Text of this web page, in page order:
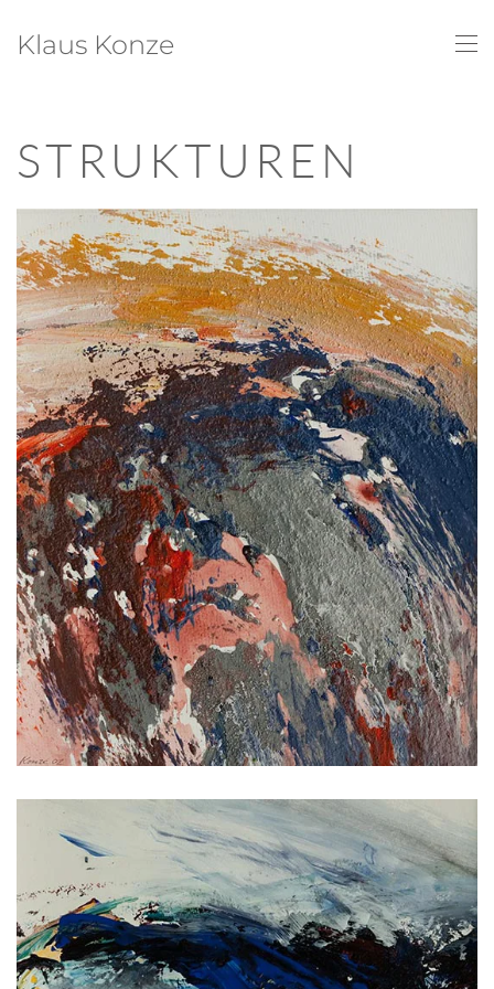
Zum Hauptinhalt springen
Klaus Konze
STRUKTUREN
+